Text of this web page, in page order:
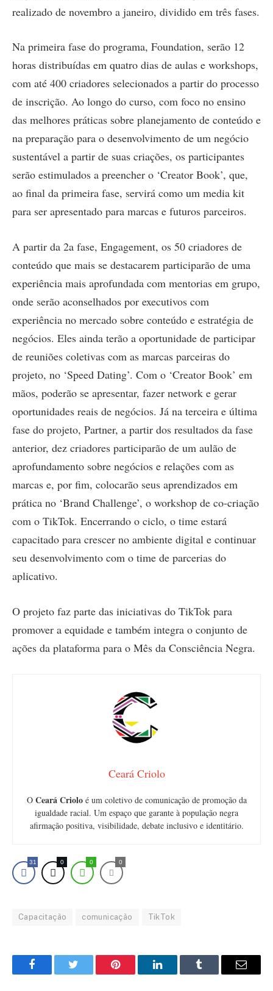
realizado de novembro a janeiro, dividido em três fases.
Na primeira fase do programa, Foundation, serão 12
horas distribuídas em quatro dias de aulas e workshops,
com até 400 criadores selecionados a partir do processo
de inscrição. Ao longo do curso, com foco no ensino
das melhores práticas sobre planejamento de conteúdo e
na preparação para o desenvolvimento de um negócio
sustentável a partir de suas criações, os participantes
serão estimulados a preencher o ‘Creator Book’, que,
ao final da primeira fase, servirá como um media kit
para ser apresentado para marcas e futuros parceiros.
A partir da 2a fase, Engagement, os 50 criadores de
conteúdo que mais se destacarem participarão de uma
experiência mais aprofundada com mentorias em grupo,
onde serão aconselhados por executivos com
experiência no mercado sobre conteúdo e estratégia de
negócios. Eles ainda terão a oportunidade de participar
de reuniões coletivas com as marcas parceiras do
projeto, no ‘Speed Dating’. Com o ‘Creator Book’ em
mãos, poderão se apresentar, fazer network e gerar
oportunidades reais de negócios. Já na terceira e última
fase do projeto, Partner, a partir dos resultados da fase
anterior, dez criadores participarão de um aulão de
aprofundamento sobre negócios e relações com as
marcas e, por fim, colocarão seus aprendizados em
prática no ‘Brand Challenge’, o workshop de co-criação
com o TikTok. Encerrando o ciclo, o time estará
capacitado para crescer no ambiente digital e continuar
seu desenvolvimento com o time de parcerias do
aplicativo.
O projeto faz parte das iniciativas do TikTok para
promover a equidade e também integra o conjunto de
ações da plataforma para o Mês da Consciência Negra.
Ceará Criolo
O Ceará Crioloé um coletivo de comunicação de promoção da
igualdade racial. Um espaço que garante à população negra
afirmação positiva, visibilidade, debate inclusivo e identitário.
31 0 0 0
Capacitação comunicação TikTok
FacebookTwitter Pinterest LinkedInTumblr Email